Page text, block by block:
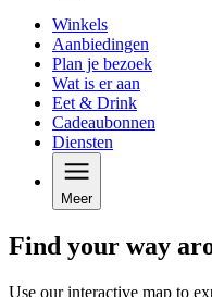
Winkels
Aanbiedingen
Plan je bezoek
Wat is er aan
Eet & Drink
Cadeaubonnen
Diensten
Meer
Find your way
Use our interactive map to